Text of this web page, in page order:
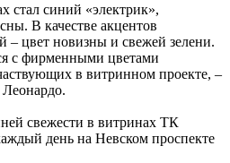
стал синий «электрик»,
В качестве акцентов
– цвет новизны и свежей зелени.
с фирменными цветами
в витринном проекте, –
свежести в витринах ТК
день на Невском проспекте